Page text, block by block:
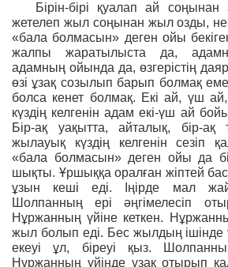
Бірін-бірі қуалап ай соңынан
жетелеп жыл соңынан жыл озды,
«бала болмасын» деген ойы
жалпы жаратылыста да,
адамның ойында да, өзгерістің
өзі ұзақ созылып барып болмақ
болса кенет болмақ. Екі ай, үш
күздің келгенін адам екі-үш ай
Бір-ақ уақытта, айталық, бір-ақ
жылауық күздің келгенін сезіп
«бала болмасын» деген ойы да
шықты. Ұршыққа оралған жіптей
ұзын кеші еді. Іңірде мал
Шолпанның ері әңгімелесіп
Нұржанның үйіне кеткен.
жыл болып еді. Бес жылдың ішінде
екеуі ұл, біреуі қыз.
Нұржанның үйінде ұзақ отырып